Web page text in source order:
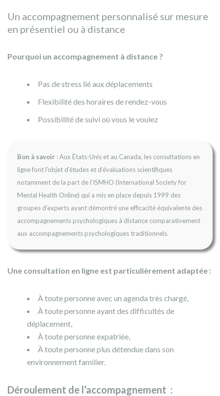
Un accompagnement personnalisé sur mesure
en présentiel ou à distance
Pourquoi un accompagnement à distance ?
Pas de stress lié aux déplacements
Flexibilité des horaires de rendez-vous
Possibilité de suivi où vous le voulez
Bon à savoir : Aux États-Unis et au Canada, les consultations en
ligne font l’objet d’études et d’évaluations scientifiques
notamment de la part de l’ISMHO (International Society for
Mental Health Online) qui a mis en place depuis 1999 des
groupes d’experts ayant démontré une efficacité équivalente des
accompagnements psychologiques à distance comparativement
aux accompagnements psychologiques traditionnels.
Une consultation en ligne est particulièrement adaptée :
À toute personne avec un agenda très chargé,
À toute personne ayant des difficultés de
déplacement,
À toute personne expatriée,
À toute personne plus détendue dans son
environnement familier.
Déroulement de l’accompagnement :